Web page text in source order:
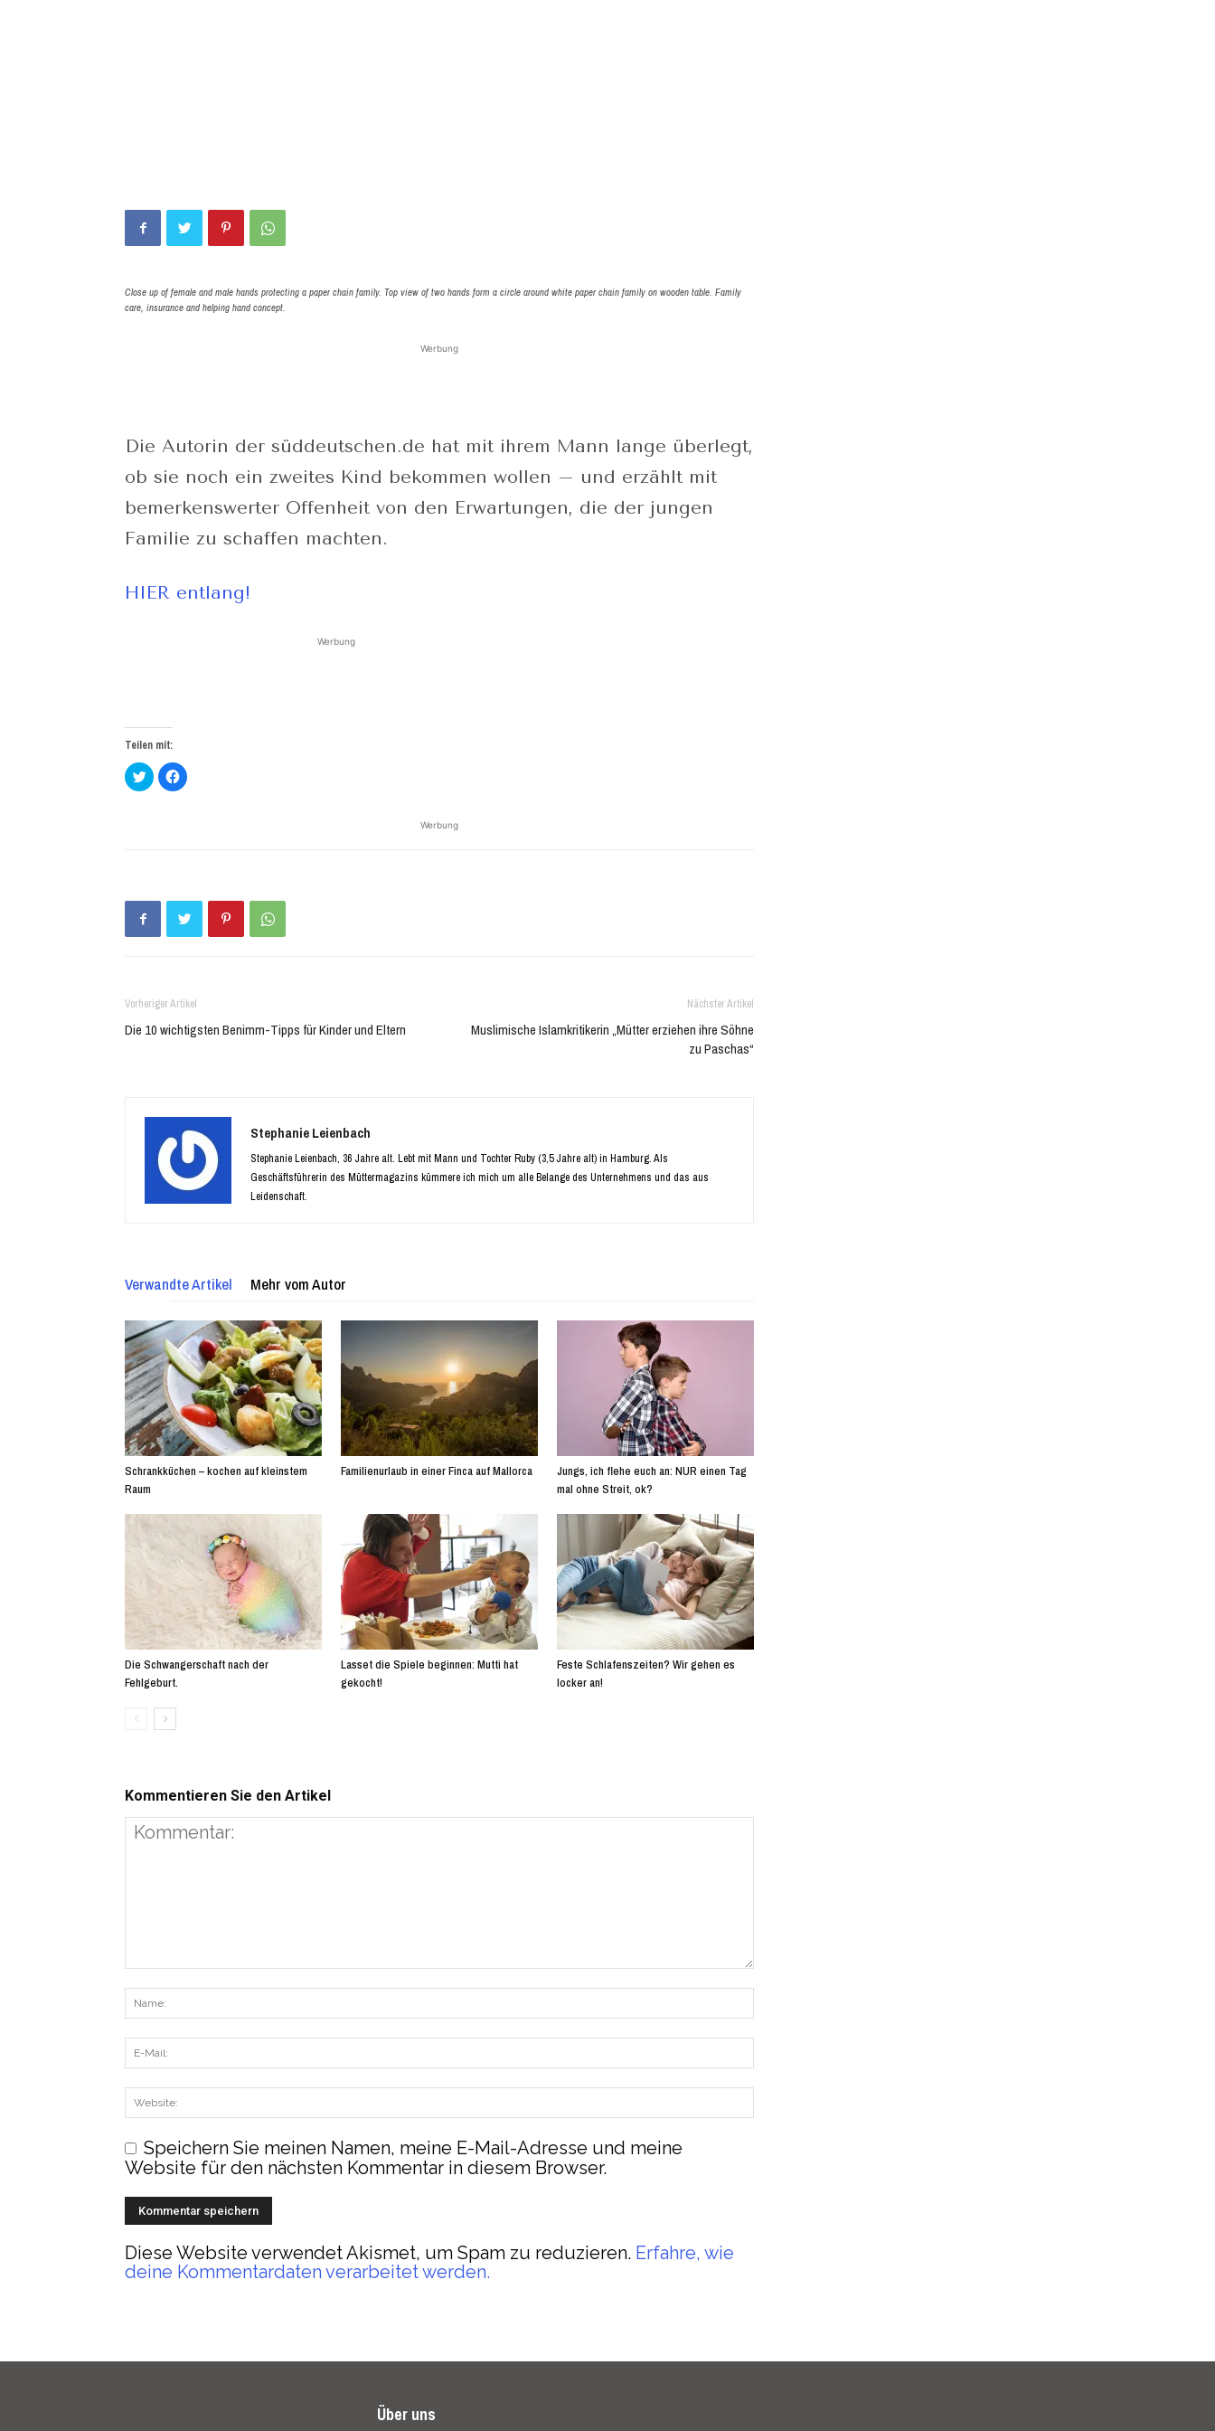
Close up of female and male hands protecting a paper chain family. Top view of two hands form a circle around white paper chain family on wooden table. Family
care, insurance and helping hand concept.
Werbung
Die Autorin der süddeutschen.de hat mit ihrem Mann lange überlegt,
ob sie noch ein zweites Kind bekommen wollen – und erzählt mit
bemerkenswerter Offenheit von den Erwartungen, die der jungen
Familie zu schaffen machten.
HIER entlang!
Werbung
Teilen mit:
Klick,
um
über
Klick,
um
Werbung
Vorheriger Artikel
Die 10 wichtigsten Benimm-Tipps für Kinder und Eltern
Nächster Artikel
Muslimische Islamkritikerin „Mütter erziehen ihre Söhne
zu Paschas“
Stephanie Leienbach
Stephanie Leienbach, 36 Jahre alt. Lebt mit Mann und Tochter Ruby (3,5 Jahre alt) in Hamburg. Als
Geschäftsführerin des Müttermagazins kümmere ich mich um alle Belange des Unternehmens und das aus
Leidenschaft.
Verwandte Artikel Mehr vom Autor
Schrankküchen – kochen auf kleinstem
Raum
Familienurlaub in einer Finca auf Mallorca
Jungs, ich flehe euch an: NUR einen Tag
mal ohne Streit, ok?
Die Schwangerschaft nach der
Fehlgeburt.
Lasset die Spiele beginnen: Mutti hat
gekocht!
Feste Schlafenszeiten? Wir gehen es
locker an!
Kommentieren Sie den Artikel
Speichern Sie meinen Namen, meine E-Mail-Adresse und meine
Website für den nächsten Kommentar in diesem Browser.
Diese Website verwendet Akismet, um Spam zu reduzieren. Erfahre, wie
deine Kommentardaten verarbeitet werden.
Über uns